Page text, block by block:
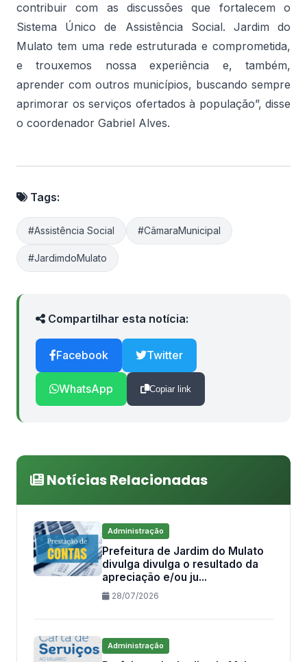
contribuir com as discussões que fortalecem o
Sistema Único de Assistência Social. Jardim do
Mulato tem uma rede estruturada e comprometida,
e trouxemos nossa experiência e, também,
aprender com outros municípios, buscando sempre
aprimorar os serviços ofertados à população”, disse
o coordenador Gabriel Alves.
Tags:
#Assistência Social #CâmaraMunicipal
#JardimdoMulato
Compartilhar esta notícia:
Facebook Twitter
WhatsApp Copiar link
Notícias Relacionadas
Administração
Prefeitura de Jardim do Mulato
divulga divulga o resultado da
apreciação e/ou ju...
28/07/2026
Administração